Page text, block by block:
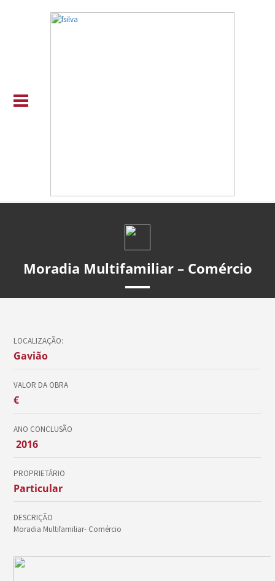
Moradia Multifamiliar – Comércio
LOCALIZAÇÃO:
Gavião
VALOR DA OBRA
€
ANO CONCLUSÃO
2016
PROPRIETÁRIO
Particular
DESCRIÇÃO
Moradia Multifamiliar- Comércio